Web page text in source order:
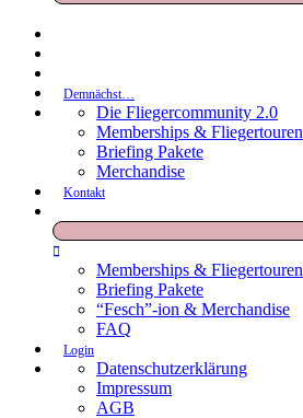
Demnächst…
Die Fliegercommunity 2.0
Memberships & Fliegertouren
Briefing Pakete
Merchandise
Kontakt
Memberships & Fliegertouren
Briefing Pakete
“Fesch”-ion & Merchandise
FAQ
Login
Datenschutzerklärung
Impressum
AGB